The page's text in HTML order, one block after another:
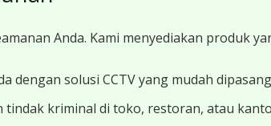
Anda. Kami menyediakan produk
dengan solusi CCTV yang mudah
tindak kriminal di toko, restoran, atau